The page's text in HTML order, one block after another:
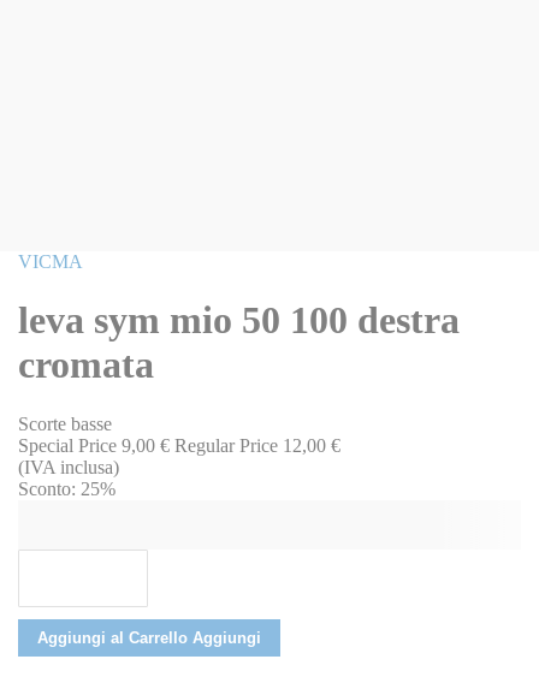
Vai
della
galleria
immagini
VICMA
leva sym mio 50 100 destra
cromata
Scorte basse
Special Price 9,00 € Regular Price 12,00 €
(IVA inclusa)
Sconto: 25%
Aggiungi al Carrello Aggiungi